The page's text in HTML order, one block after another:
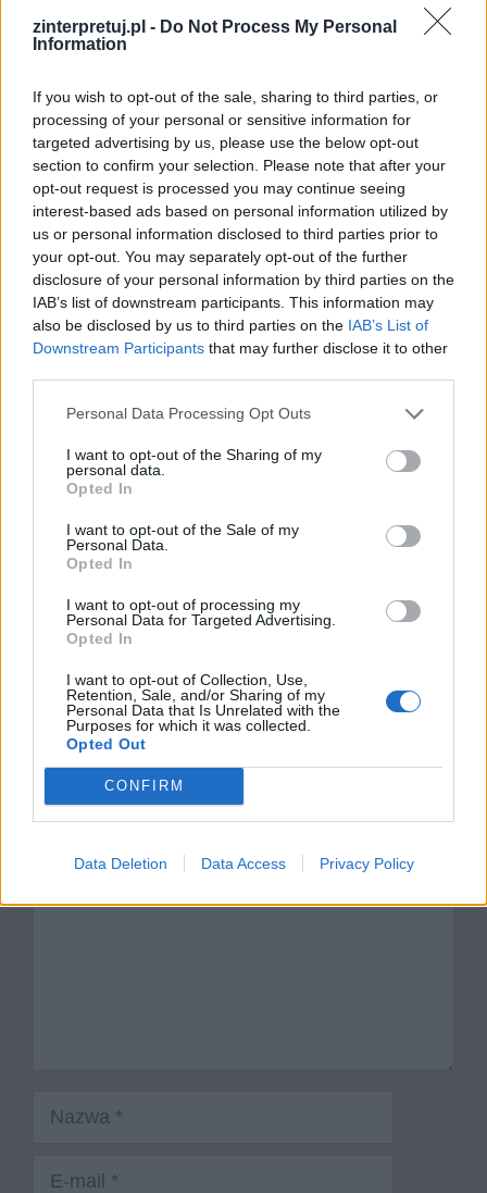
zinterpretuj.pl - Do Not Process My Personal
Information
If you wish to opt-out of the sale, sharing to third parties, or
processing of your personal or sensitive information for
targeted advertising by us, please use the below opt-out
section to confirm your selection. Please note that after your
opt-out request is processed you may continue seeing
interest-based ads based on personal information utilized by
us or personal information disclosed to third parties prior to
your opt-out. You may separately opt-out of the further
disclosure of your personal information by third parties on the
IAB’s list of downstream participants. This information may
also be disclosed by us to third parties on the IAB’s List of
Downstream Participants that may further disclose it to other
Personal Data Processing Opt Outs
I want to opt-out of the Sharing of my
personal data.
Opted In
I want to opt-out of the Sale of my
Personal Data.
Opted In
I want to opt-out of processing my
Personal Data for Targeted Advertising.
Opted In
I want to opt-out of Collection, Use,
Retention, Sale, and/or Sharing of my
Personal Data that Is Unrelated with the
Purposes for which it was collected.
Opted Out
CONFIRM
Data Deletion Data Access Privacy Policy
Czytaj także:
Chłopi – gromada jako bohater
zbiorowy – charakterystyka
Naturalizm w Chłopach Władysława
Reymonta
Opis wesela w Chłopach
Czym dla człowieka może być
tradycja? Rozważ problem i uzasadnij
swoje zdanie, odwołując się do
fragmentu Pana Tadeusza, całego
utworu Adama Mickiewicza oraz do
wybranego tekstu kultury.
Tagi
Chłopi - opracowanie
Władysław Reymont
Boże Ciało w Chłopach Władysława
Reymonta
Kiedy relacja z drugim człowiekiem staje się
źródłem szczęścia? Rozważ problem i uzasadnij
swoje zdanie, odwołując się do fragmentu Nocy i
dni Marii Dąbrowskiej oraz do wybranych
tekstów kultury.
Dodaj komentarz
Komentarz
Nazwa